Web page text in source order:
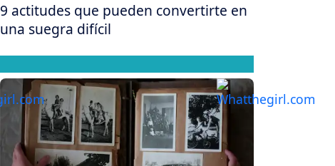
9 actitudes que pueden convertirte en
una suegra difícil